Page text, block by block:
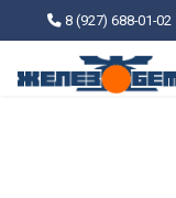
8 (927) 688-01-02